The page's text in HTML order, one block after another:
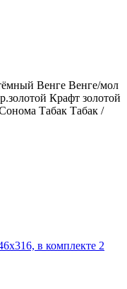
Венге Венге/мол
Крафт золотой
Табак Табак /